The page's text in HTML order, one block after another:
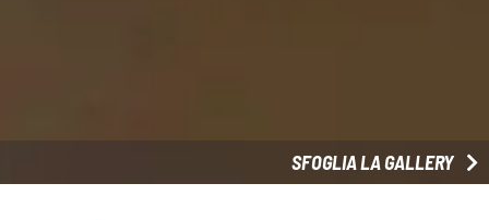
SFOGLIA LA GALLERY